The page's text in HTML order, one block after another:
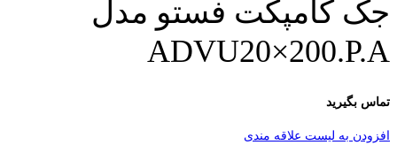
جک کامپکت فستو مدل
ADVU20×200.P.A
تماس بگیرید
افزودن به لیست علاقه مندی